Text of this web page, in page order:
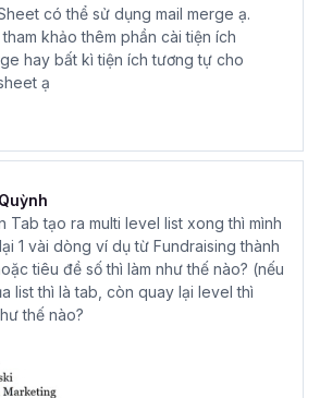
có thể sử dụng mail merge ạ.
khảo thêm phần cài tiện ích
hay bất kì tiện ích tương tự cho
ạ
Tab tạo ra multi level list xong thì mình
1 vài dòng ví dụ từ Fundraising thành
tiêu đề số thì làm như thế nào? (nếu
list thì là tab, còn quay lại level thì
thế nào?